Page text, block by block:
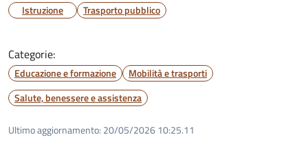
Istruzione Trasporto pubblico
Categorie:
Educazione e formazione
Mobilità e trasporti
Salute, benessere e assistenza
Ultimo aggiornamento: 20/05/2026 10:25.11